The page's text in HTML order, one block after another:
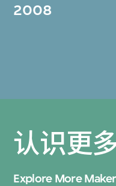
2008
认识更
Explore More